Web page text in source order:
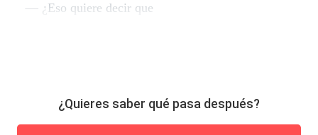
— ¿Eso quiere decir que
¿Quieres saber qué pasa después?